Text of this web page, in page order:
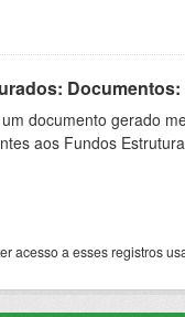
Documentos:
documento gerado
aos Fundos
acesso a esses registros